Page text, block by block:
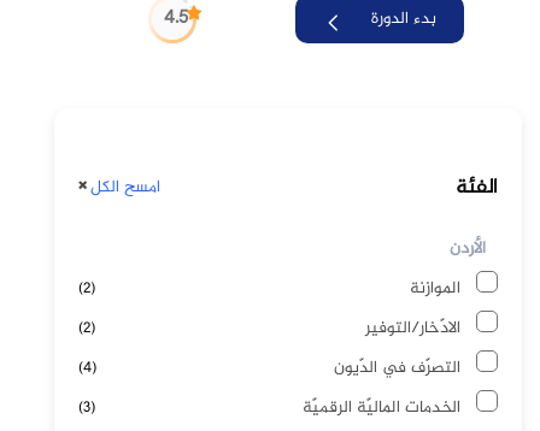
بدء الدورة 4.5
الفئة امسح الكل
الأردن
الموازنة
(2)
الادّخار/التوفير (2)
التصرّف في الدّيون (4)
الخدمات الماليّة الرقميّة (3)